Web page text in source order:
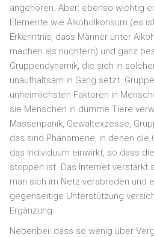
angehören. Aber: ebenso wichtig
Elemente wie Alkoholkonsum (es
Erkenntnis, dass Männer unter
machen als nüchtern) und ganz
Gruppendynamik, die sich in
unaufhaltsam in Gang setzt.
unheimlichsten Faktoren in
sie Menschen in dumme Tiere
Massenpanik, Gewaltexzesse,
das sind Phänomene, in denen die
das Individuum einwirkt, so dass
stoppen ist. Das Internet verstärkt
man sich im Netz verabreden und
gegenseitige Unterstützung
Ergänzung.
Nebenbei: dass so wenig über